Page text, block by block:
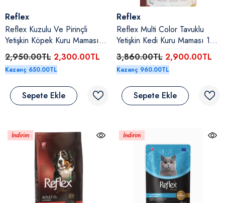
Satıcı:
Reflex
Reflex Kuzulu Ve Pirinçli
Yetişkin Köpek Kuru Maması
15 Kg
2,950.00TL 2,300.00TL
Kazanç 650.00TL
Sepete Ekle
Satıcı:
Reflex
Reflex Multi Color Tavuklu
Yetişkin Kedi Kuru Maması 15
Kg
3,860.00TL 2,900.00TL
Kazanç 960.00TL
Sepete Ekle
İndirim İndirim